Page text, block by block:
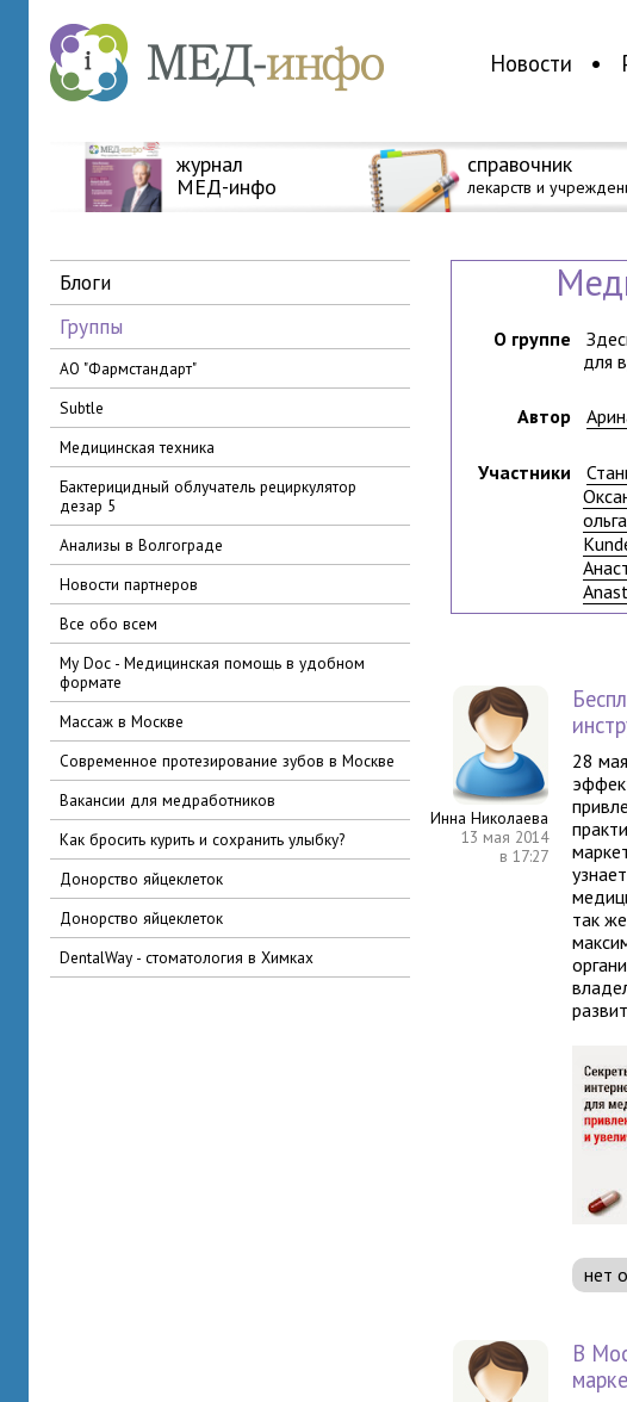
Новости
журнал
МЕД-инфо
справочник
лекарств и
блоги
группы
АО "Фармстандарт"
Subtle
медицинская техника
бактерицидный облучатель рециркулятор
дезар 5
Анализы в Волгограде
Новости партнеров
Все обо всем
My Doc - Медицинская помощь в удобном
формате
Массаж в Москве
Современное протезирование зубов в Москве
вакансии для медработников
Как бросить курить и сохранить улыбку?
Донорство яйцеклеток
Донорство яйцеклеток
DentalWay - стоматология в Химках
О группе
для
Автор
Участники
Инна Николаева
13 мая 2014
в 17:27
28
так
нет
В